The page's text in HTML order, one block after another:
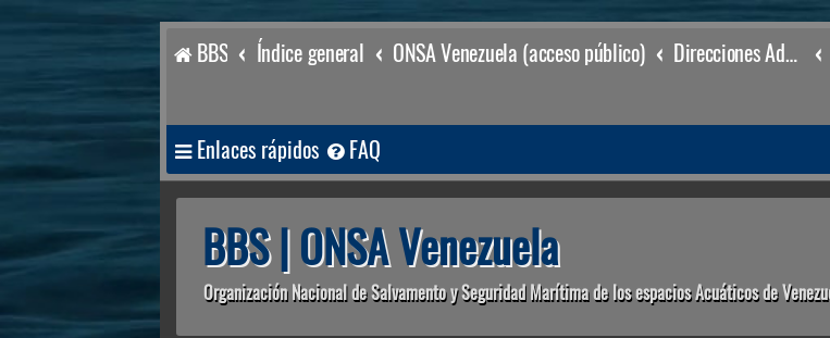
BBS Índice general ONSA Venezuela (acceso público) Direcciones Administrativas
Enlaces rápidos FAQ
BBS | ONSA Venezuela
Organización Nacional de Salvamento y Seguridad Marítima de los espacios Acuáticos de